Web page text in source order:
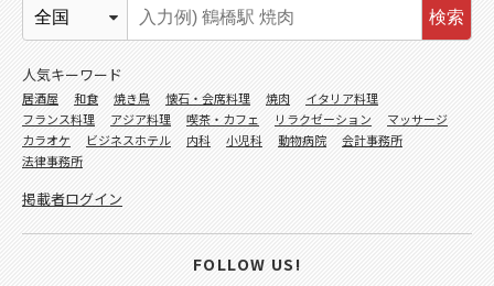
検索
人気キーワード
居酒屋 和食 焼き鳥 懐石・会席料理 焼肉
イタリア料理
フランス料理
アジア料理 喫茶・カフェ リラクゼーション
マッサージ
カラオケ
ビジネスホテル 内科 小児科 動物病院
会計事務所
法律事務所
掲載者ログイン
FOLLOW US!